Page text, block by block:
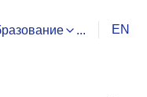
... EN